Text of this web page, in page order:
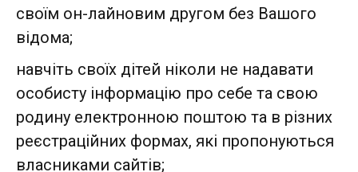
своїм он-лайновим другом без Вашого
відома;
навчіть своїх дітей ніколи не надавати
особисту інформацію про себе та свою
родину електронною поштою та в різних
реєстраційних формах, які пропонуються
власниками сайтів;